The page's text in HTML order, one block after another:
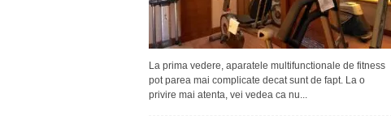
La prima vedere, aparatele multifunctionale de fitness
pot parea mai complicate decat sunt de fapt. La o
privire mai atenta, vei vedea ca nu...